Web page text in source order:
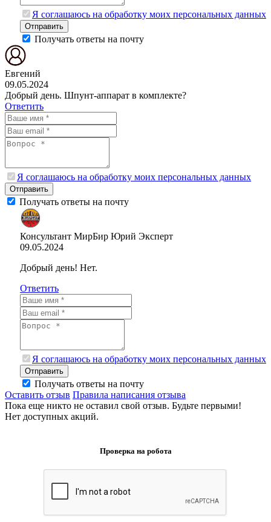
Я соглашаюсь на обработку моих персональных данных
Отправить
Получать ответы на почту
Евгений
09.05.2024
Добрый день. Шпунт-аппарат в комплекте?
Ответить
Я соглашаюсь на обработку моих персональных данных
Отправить
Получать ответы на почту
Консультант МирБир Юрий Эксперт
09.05.2024
Добрый день! Нет.
Ответить
Я соглашаюсь на обработку моих персональных данных
Отправить
Получать ответы на почту
Оставить отзыв Правила написания отзыва
Пока еще никто не оставил свой отзыв. Будьте первыми!
Нет доступных акций.
Проверка на робота